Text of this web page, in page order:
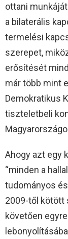
ottani
a bilaterális
termelési
szerepet,
erősítését
már több mint
Demokratikus
tiszteletbeli
Ahogy azt egy
“minden a
tudományos
2009-től kötött
követően